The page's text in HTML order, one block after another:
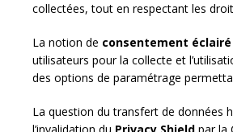
collectées, tout en respectant les
La notion de consentement éclairé
utilisateurs pour la collecte et
des options de paramétrage
La question du transfert de données